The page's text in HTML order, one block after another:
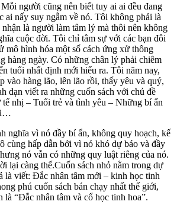
Mỗi người cũng nên biết tuy ai ai đều đang
ai nấy suy ngẫm về nó. Tôi không phải là
là người làm tâm lý mà thôi nên không
cuộc đời. Tôi chỉ tâm sự với các bạn đôi
mô hình hóa một số cách ứng xử thông
hàng ngày. Có những chân lý phải chiêm
tuổi nhất định mới hiểu ra. Tôi năm nay,
vào hàng lão, lên lão rồi, thấy yêu và quý,
dạn viết ra những cuốn sách với chủ đề
nhị – Tuổi trẻ và tình yêu – Những bí ẩn
nghĩa vì nó đầy bí ẩn, không quy hoạch, kế
cùng hấp dẫn bởi vì nó khó dự báo và đầy
nó vẫn có những quy luật riêng của nó.
lại càng thế.Cuốn sách nhỏ nằm trong dự
là viết: Đắc nhân tâm mới – kinh học tinh
phú cuốn sách bán chạy nhất thế giới,
là “Đắc nhân tâm và cổ học tinh hoa”.